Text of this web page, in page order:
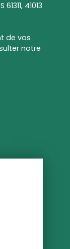
41013
de vos
notre